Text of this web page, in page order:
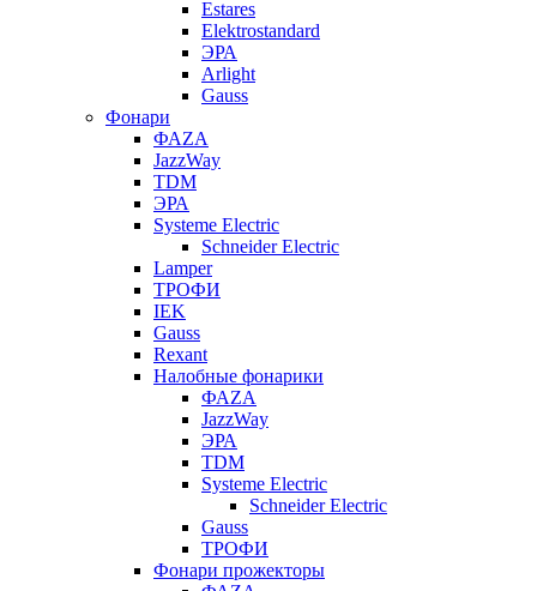
Estares
Elektrostandard
ЭРА
Arlight
Gauss
Фонари
ФАZА
JazzWay
TDM
ЭРА
Systeme Electric
Schneider Electric
Lamper
ТРОФИ
IEK
Gauss
Rexant
Налобные фонарики
ФАZА
JazzWay
ЭРА
TDM
Systeme Electric
Schneider Electric
Gauss
ТРОФИ
Фонари прожекторы